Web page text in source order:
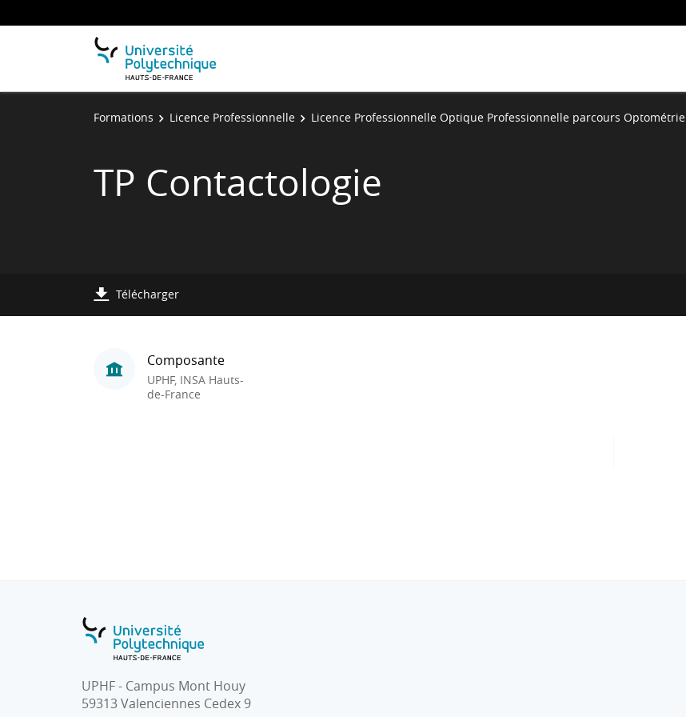
Formations Licence Professionnelle Licence Professionnelle Optique Professionnelle parcours Optométrie
TP Contactologie
Télécharger
Composante
UPHF, INSA Hauts-
de-France
UPHF - Campus Mont Houy
59313 Valenciennes Cedex 9